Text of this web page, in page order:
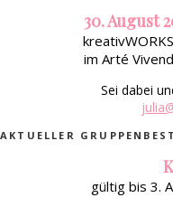
30. August
im Arté
Sei dabei
AKTUELLER
gültig bis 3.